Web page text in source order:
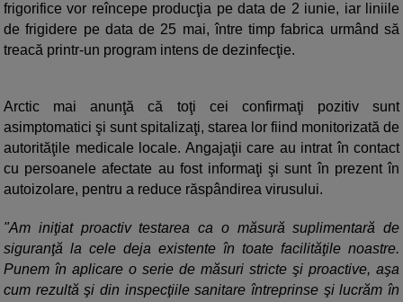
frigorifice vor reîncepe producţia pe data de 2 iunie, iar liniile
de frigidere pe data de 25 mai, între timp fabrica urmând să
treacă printr-un program intens de dezinfecţie.
Arctic mai anunţă că toţi cei confirmaţi pozitiv sunt
asimptomatici şi sunt spitalizaţi, starea lor fiind monitorizată de
autorităţile medicale locale. Angajaţii care au intrat în contact
cu persoanele afectate au fost informaţi şi sunt în prezent în
autoizolare, pentru a reduce răspândirea virusului.
"Am iniţiat proactiv testarea ca o măsură suplimentară de
siguranţă la cele deja existente în toate facilităţile noastre.
Punem în aplicare o serie de măsuri stricte şi proactive, aşa
cum rezultă şi din inspecţiile sanitare întreprinse şi lucrăm în